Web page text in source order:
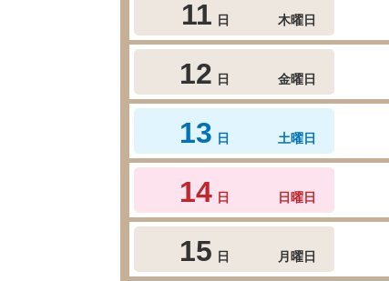
11 日 木曜日
12 日 金曜日
13 日 土曜日
14 日 日曜日
15 日 月曜日